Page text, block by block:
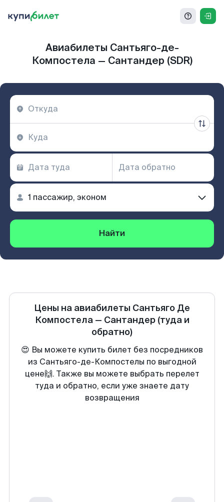
Авиабилеты Сантьяго-де-
Компостела — Сантандер (SDR)
Найти
Цены на авиабилеты Сантьяго Де
Компостела— Сантандер (туда и
обратно)
😍 Вы можете купить билет без посредников
из Сантьяго-де-Компостелы по выгодной
цене🙌. Также вы можете выбрать перелет
туда и обратно, если уже знаете дату
возвращения